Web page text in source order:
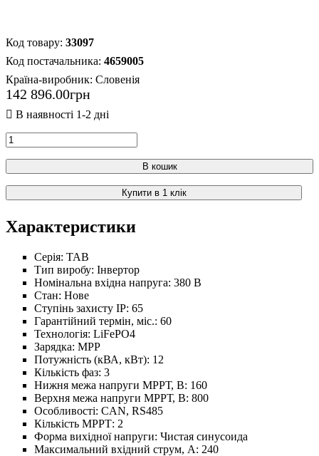
33097
4659005
Країна-виробник: Словенія
142 896.00грн
В кошик
Купити в 1 клік
Характеристики
Серія: TAB
Тип виробу: Інвертор
Номінальна вхідна напруга: 380 В
Стан: Нове
Ступінь захисту IP: 65
Гарантійний термін, міс.: 60
Технологія: LiFePO4
Зарядка: MPP
Потужність (кВА, кВт): 12
Кількість фаз: 3
Нижня межа напруги МРРТ, В: 160
Верхня межа напруги МРРТ, В: 800
Особливості: CAN, RS485
Кількість МРРТ: 2
Форма вихідної напруги: Чистая синусоида
Максимальний вхідний струм, А: 240